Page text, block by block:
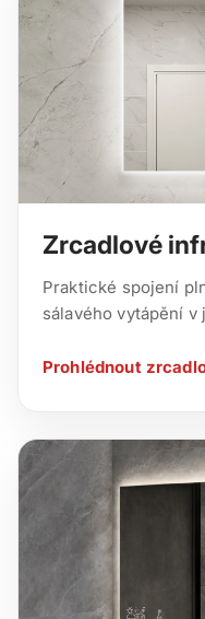
Zrcadlové
Praktické spojení
sálavého vytápění
Prohlédnout